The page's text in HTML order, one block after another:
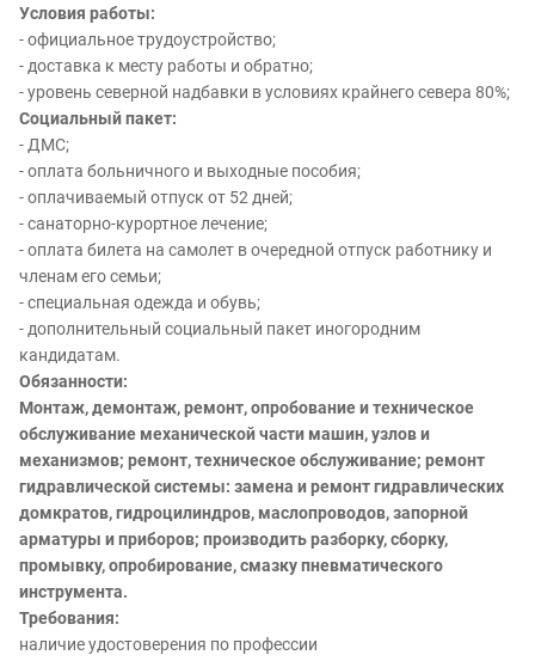
Условия работы:
- официальное трудоустройство;
- доставка к месту работы и обратно;
- уровень северной надбавки в условиях крайнего севера 80%;
Социальный пакет:
- ДМС;
- оплата больничного и выходные пособия;
- оплачиваемый отпуск от 52 дней;
- санаторно-курортное лечение;
- оплата билета на самолет в очередной отпуск работнику и
членам его семьи;
- специальная одежда и обувь;
- дополнительный социальный пакет иногородним
кандидатам.
Обязанности:
Монтаж, демонтаж, ремонт, опробование и техническое
обслуживание механической части машин, узлов и
механизмов; ремонт, техническое обслуживание; ремонт
гидравлической системы: замена и ремонт гидравлических
домкратов, гидроцилиндров, маслопроводов, запорной
арматуры и приборов; производить разборку, сборку,
промывку, опробирование, смазку пневматического
инструмента.
Требования:
наличие удостоверения по профессии